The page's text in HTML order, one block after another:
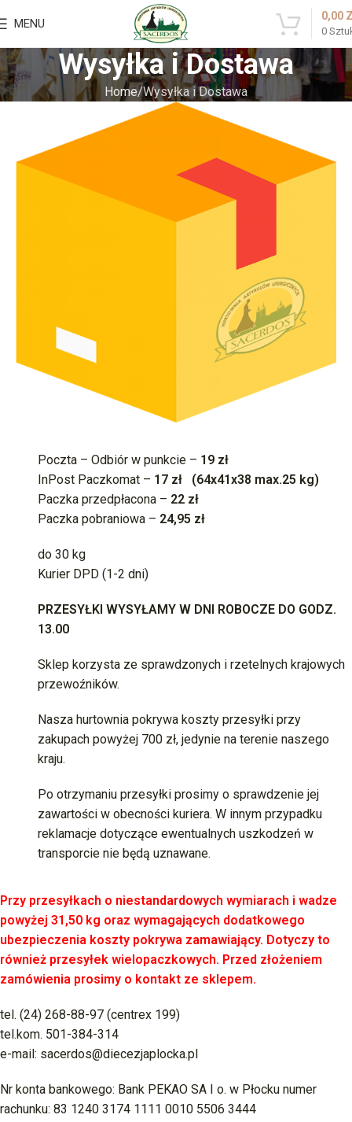
MENU
0
0,00
Wysyłka i Dostawa
Home Wysyłka i Dostawa
Poczta – Odbiór w punkcie – 19 zł
InPost Paczkomat – 17 zł (64x41x38 max.25 kg)
Paczka przedpłacona – 22 zł
Paczka pobraniowa – 24,95 zł
do 30 kg
Kurier DPD (1-2 dni)
PRZESYŁKI WYSYŁAMY W DNI ROBOCZE DO GODZ.
13.00
Sklep korzysta ze sprawdzonych i rzetelnych krajowych
przewoźników.
Nasza hurtownia pokrywa koszty przesyłki przy
zakupach powyżej 700 zł, jedynie na terenie naszego
kraju.
Po otrzymaniu przesyłki prosimy o sprawdzenie jej
zawartości w obecności kuriera. W innym przypadku
reklamacje dotyczące ewentualnych uszkodzeń w
transporcie nie będą uznawane.
Przy przesyłkach o niestandardowych wymiarach i wadze
powyżej 31,50 kg oraz wymagających dodatkowego
ubezpieczenia koszty pokrywa zamawiający. Dotyczy to
również przesyłek wielopaczkowych. Przed złożeniem
zamówienia prosimy o kontakt ze sklepem.
tel. (24) 268-88-97 (centrex 199)
tel.kom. 501-384-314
e-mail: sacerdos@diecezjaplocka.pl
Nr konta bankowego: Bank PEKAO SA I o. w Płocku numer
rachunku: 83 1240 3174 1111 0010 5506 3444